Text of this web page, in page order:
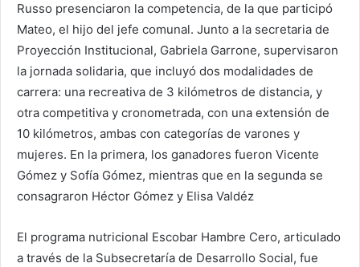
Russo presenciaron la competencia, de la que participó
Mateo, el hijo del jefe comunal. Junto a la secretaria de
Proyección Institucional, Gabriela Garrone, supervisaron
la jornada solidaria, que incluyó dos modalidades de
carrera: una recreativa de 3 kilómetros de distancia, y
otra competitiva y cronometrada, con una extensión de
10 kilómetros, ambas con categorías de varones y
mujeres. En la primera, los ganadores fueron Vicente
Gómez y Sofía Gómez, mientras que en la segunda se
consagraron Héctor Gómez y Elisa Valdéz
El programa nutricional Escobar Hambre Cero, articulado
a través de la Subsecretaría de Desarrollo Social, fue